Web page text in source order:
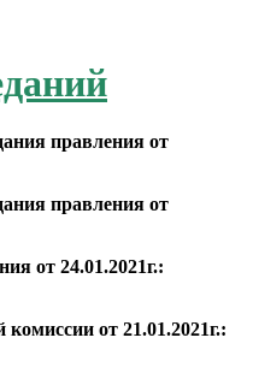
правления от
правления от
от 24.01.2021г.:
от 21.01.2021г.: